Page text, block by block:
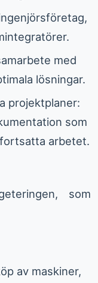
med
lösningar.
projektplaner:
som
arbetet.
som
av maskiner,